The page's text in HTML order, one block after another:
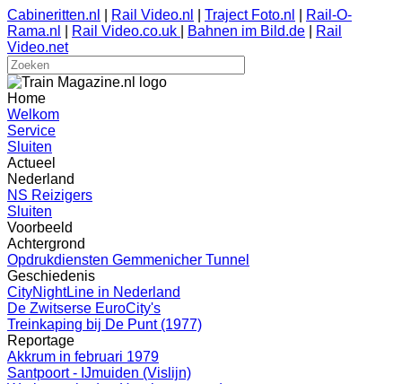
Cabineritten.nl Rail Video.nl Traject Foto.nl
Rail-O-
Rama.nl
Rail Video.co.uk Bahnen im Bild.de
Rail
Video.net
Home
Welkom
Service
Sluiten
Actueel
Nederland
NS Reizigers
Sluiten
Voorbeeld
Achtergrond
Opdrukdiensten Gemmenicher Tunnel
Geschiedenis
CityNightLine in Nederland
De Zwitserse EuroCity's
Treinkaping bij De Punt (1977)
Reportage
Akkrum in februari 1979
Santpoort - IJmuiden (Vislijn)